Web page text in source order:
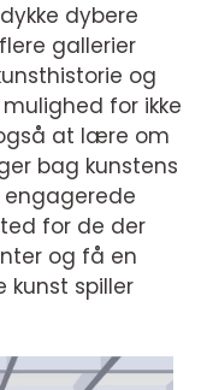
dybere
gallerier
og
for ikke
at lære om
bag kunstens
engagerede
for de der
og få en
kunst spiller